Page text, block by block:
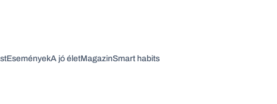
EseményekA jó életMagazinSmart habits